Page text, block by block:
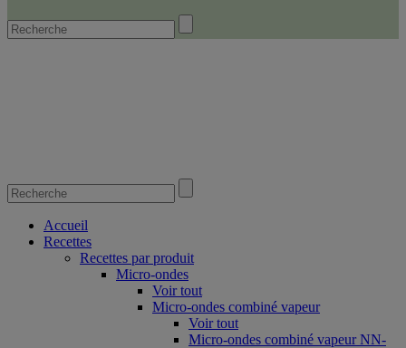
Accueil
Recettes
Recettes par produit
Micro-ondes
Voir tout
Micro-ondes combiné vapeur
Voir tout
Micro-ondes combiné vapeur NN-